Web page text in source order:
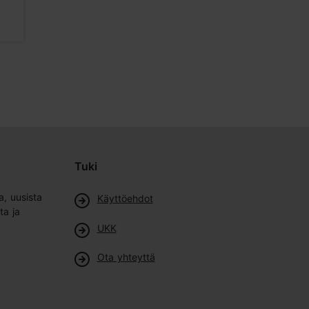
uusista
ja
Tuki
Käyttöehdot
UKK
Ota yhteyttä